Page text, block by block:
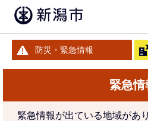
防災・緊急情報
緊急情
緊急情報が出ている地域があ